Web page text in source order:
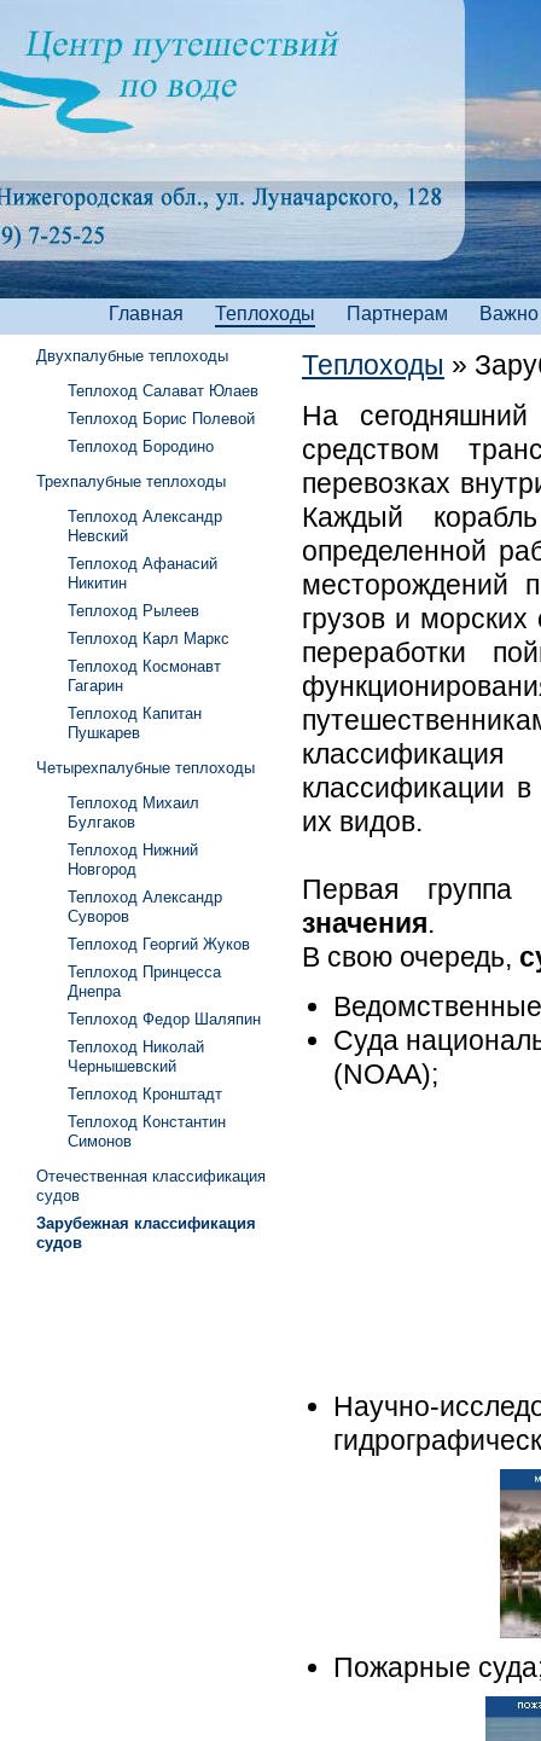
Главная Теплоходы Партнерам Важно
Теплоходы »
На
средством
перевозках
Каждый
определенной
месторождений
грузов и
переработки
классификации
их видов.
Первая
значения.
В свою очередь,
Суда
(NOAA);
Научно-
Пожарные
Двухпалубные теплоходы
Теплоход Салават Юлаев
Теплоход Борис Полевой
Теплоход Бородино
Трехпалубные теплоходы
Теплоход Александр
Невский
Теплоход Афанасий
Никитин
Теплоход Рылеев
Теплоход Карл Маркс
Теплоход Космонавт
Гагарин
Теплоход Капитан
Пушкарев
Четырехпалубные теплоходы
Теплоход Михаил
Булгаков
Теплоход Нижний
Новгород
Теплоход Александр
Суворов
Теплоход Георгий Жуков
Теплоход Принцесса
Днепра
Теплоход Федор Шаляпин
Теплоход Николай
Чернышевский
Теплоход Кронштадт
Теплоход Константин
Симонов
Отечественная классификация
судов
Зарубежная классификация
судов